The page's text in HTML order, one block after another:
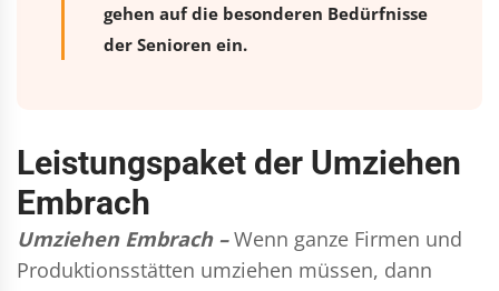
gehen auf die besonderen Bedürfnisse
der Senioren ein.
Leistungspaket der Umziehen
Embrach
Umziehen Embrach – Wenn ganze Firmen und
Produktionsstätten umziehen müssen, dann